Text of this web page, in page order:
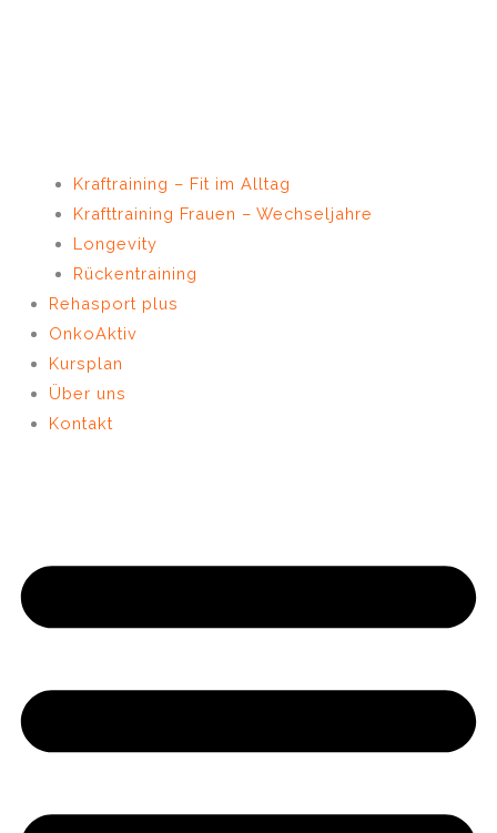
Kraftraining – Fit im Alltag
Krafttraining Frauen – Wechseljahre
Longevity
Rückentraining
Rehasport plus
OnkoAktiv
Kursplan
Über uns
Kontakt